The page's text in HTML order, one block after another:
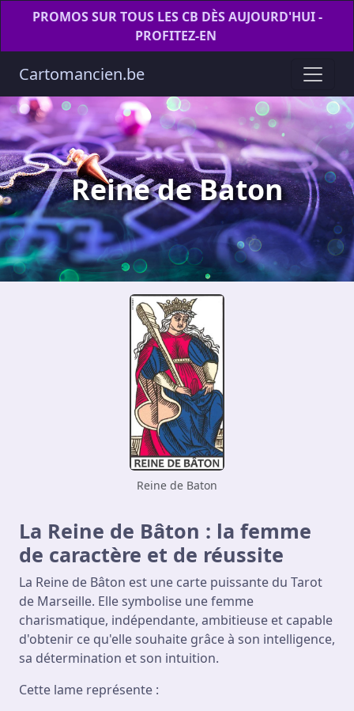
PROMOS SUR TOUS LES CB DÈS AUJOURD'HUI -
PROFITEZ-EN
Cartomancien.be
Reine de Baton
Reine de Baton
La Reine de Bâton : la femme
de caractère et de réussite
La Reine de Bâton est une carte puissante du Tarot
de Marseille. Elle symbolise une femme
charismatique, indépendante, ambitieuse et capable
d'obtenir ce qu'elle souhaite grâce à son intelligence,
sa détermination et son intuition.
Cette lame représente :